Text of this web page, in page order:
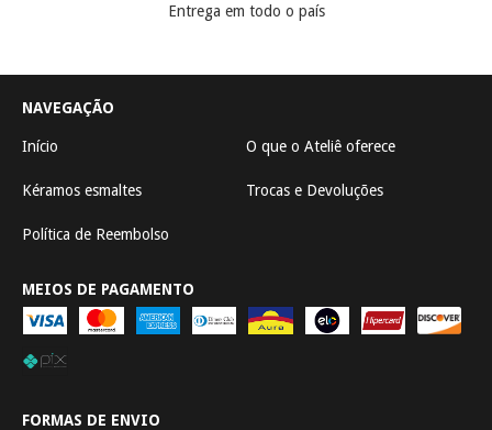
Entrega em todo o país
NAVEGAÇÃO
Início O que o Ateliê oferece
Kéramos esmaltes Trocas e Devoluções
Política de Reembolso
MEIOS DE PAGAMENTO
FORMAS DE ENVIO